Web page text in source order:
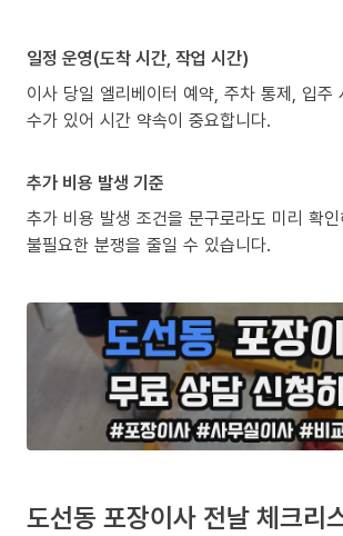
일정 운영(도착 시간, 작업 시간)
이사 당일 엘리베이터 예약, 주차 통제, 입주
수가 있어 시간 약속이 중요합니다.
추가 비용 발생 기준
추가 비용 발생 조건을 문구로라도 미리 확
불필요한 분쟁을 줄일 수 있습니다.
도선동 포장이사 전날 체크리